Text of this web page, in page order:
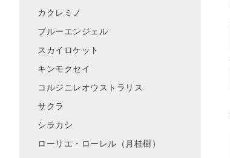
カクレミノ
ブルーエンジェル
スカイロケット
キンモクセイ
コルジニレオウストラリス
サクラ
シラカシ
ローリエ・ローレル（月桂樹）